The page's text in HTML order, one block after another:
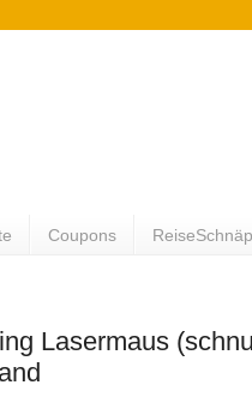
Coupons
Lasermaus